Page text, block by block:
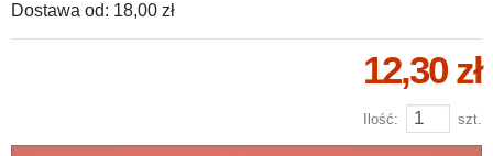
Dostawa od: 18,00 zł
12,30 zł
Ilość: szt.